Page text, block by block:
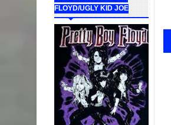
FLOYD/UGLY KID JOE